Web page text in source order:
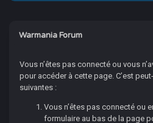
Warmania Forum
Vous n’êtes pas connecté ou vous
pour accéder à cette page. C’est
suivantes :
Vous n’êtes pas connecté ou
formulaire au bas de la page